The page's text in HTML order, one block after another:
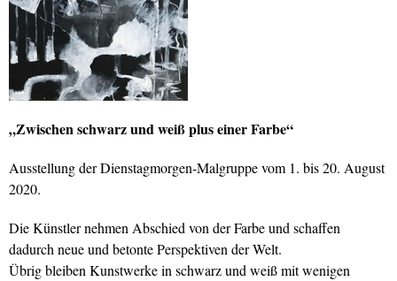
„Zwischen schwarz und weiß plus einer Farbe“
Ausstellung der Dienstagmorgen-Malgruppe vom 1. bis 20. August
2020.
Die Künstler nehmen Abschied von der Farbe und schaffen
dadurch neue und betonte Perspektiven der Welt.
Übrig bleiben Kunstwerke in schwarz und weiß mit wenigen